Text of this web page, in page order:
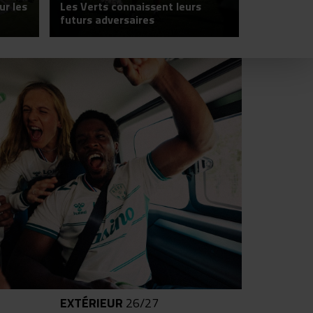
les Les Verts connaissent leurs
futurs adversaires
EXTÉRIEUR 26/27